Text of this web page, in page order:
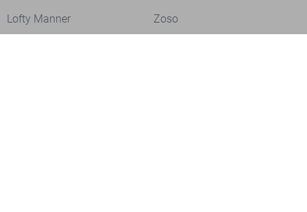
Lofty Manner
Zoso